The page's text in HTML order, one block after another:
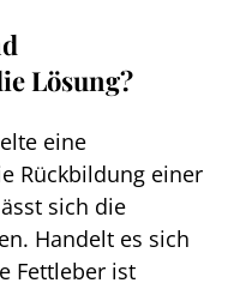
Lösung?
eine
Rückbildung einer
sich die
Handelt es sich
Fettleber ist